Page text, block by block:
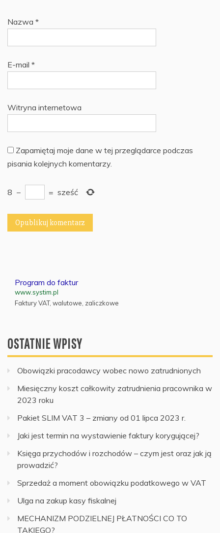
Nazwa *
E-mail *
Witryna internetowa
Zapamiętaj moje dane w tej przeglądarce podczas
pisania kolejnych komentarzy.
8 − = sześć
Program do faktur
www.systim.pl
Faktury VAT, walutowe, zaliczkowe
OSTATNIE WPISY
Obowiązki pracodawcy wobec nowo zatrudnionych
Miesięczny koszt całkowity zatrudnienia pracownika w
2023 roku
Pakiet SLIM VAT 3 – zmiany od 01 lipca 2023 r.
Jaki jest termin na wystawienie faktury korygującej?
Księga przychodów i rozchodów – czym jest oraz jak ją
prowadzić?
Sprzedaż a moment obowiązku podatkowego w VAT
Ulga na zakup kasy fiskalnej
MECHANIZM PODZIELNEJ PŁATNOŚCI CO TO
TAKIEGO?